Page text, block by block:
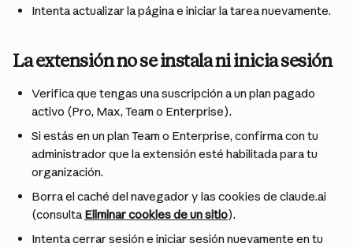
Intenta actualizar la página e iniciar la tarea nuevamente.
La extensión no se instala ni inicia sesión
Verifica que tengas una suscripción a un plan pagado
activo (Pro, Max, Team o Enterprise).
Si estás en un plan Team o Enterprise, confirma con tu
administrador que la extensión esté habilitada para tu
organización.
Borra el caché del navegador y las cookies de claude.ai
(consulta Eliminar cookies de un sitio).
Intenta cerrar sesión e iniciar sesión nuevamente en tu